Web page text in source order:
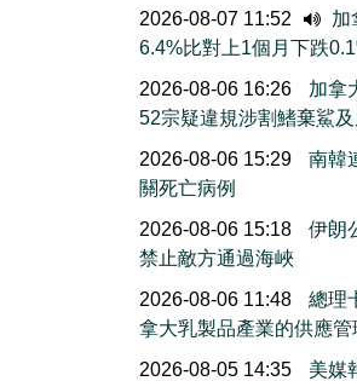
2026-08-07 11:52
加
6.4%比對上1個月下跌
2026-08-06 16:26
加拿
52宗疑違規涉割鰭棄鯊
2026-08-06 15:29
南韓
關死亡病例
2026-08-06 15:18
伊朗
禁止敵方通過海峽
2026-08-06 11:48
總理
拿大乳製品產業的供應管
2026-08-05 14:35
美媒